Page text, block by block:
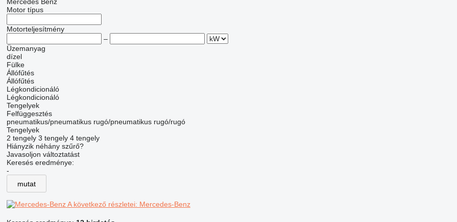
Motor típus
Motorteljesítmény
–
Üzemanyag
dízel
Fülke
Állófűtés
Állófűtés
Légkondicionáló
Légkondicionáló
Tengelyek
Felfüggesztés
pneumatikus/pneumatikus rugó/pneumatikus rugó/rugó
Tengelyek
2 tengely 3 tengely 4 tengely
Hiányzik néhány szűrő?
Javasoljon változtatást
Keresés eredménye:
-
mutat
A következő részletei: Mercedes-Benz